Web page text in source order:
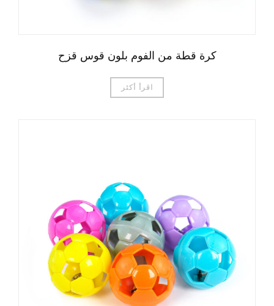
كرة قطة من الفوم بلون قوس قزح
اقرأ أكثر
Čeština